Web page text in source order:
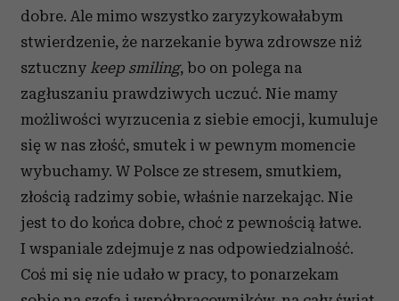
dobre. Ale mimo wszystko zaryzykowałabym
stwierdzenie, że narzekanie bywa zdrowsze niż
sztuczny keep smiling, bo on polega na
zagłuszaniu prawdziwych uczuć. Nie mamy
możliwości wyrzucenia z siebie emocji, kumuluje
się w nas złość, smutek i w pewnym momencie
wybuchamy. W Polsce ze stresem, smutkiem,
złością radzimy sobie, właśnie narzekając. Nie
jest to do końca dobre, choć z pewnością łatwe.
I wspaniale zdejmuje z nas odpowiedzialność.
Coś mi się nie udało w pracy, to ponarzekam